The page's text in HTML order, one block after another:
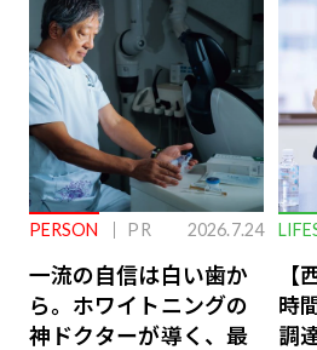
PERSON PR 2026.7.24
一流の自信は白い歯か
ら。ホワイトニングの
神ドクターが導く、最
【
時
調